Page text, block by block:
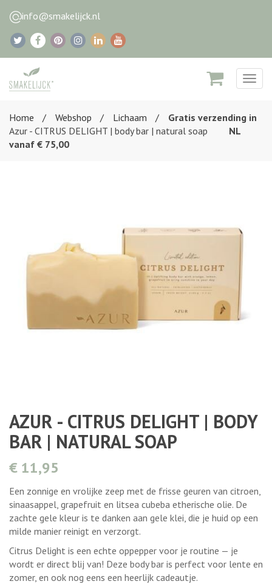
info@smakelijck.nl
Home
Webshop
Lichaam
Azur - CITRUS DELIGHT | body bar | natural soap
Gratis verzending in
NL
vanaf € 75,00
AZUR - CITRUS DELIGHT | BODY
BAR | NATURAL SOAP
€ 11,95
Een zonnige en vrolijke zeep met de frisse geuren van citroen,
sinaasappel, grapefruit en litsea cubeba etherische olie. De
zachte gele kleur is te danken aan gele klei, die je huid op een
milde manier reinigt en verzorgt.
Citrus Delight is een echte oppepper voor je routine — je
wordt er direct blij van! Deze body bar is perfect voor lente en
zomer, en ook nog eens een heerlijk cadeautje.